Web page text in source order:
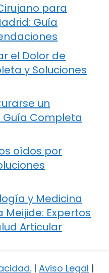
para
Guía
el Dolor de
y Soluciones
un
Guía Completa
oídos por
y Medicina
Meijide: Expertos
Articular
. | Aviso Legal |